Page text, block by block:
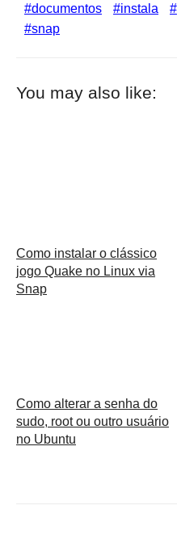
documentos
instala
snap
You may also like:
Como instalar o clássico
jogo Quake no Linux via
Snap
Como alterar a senha do
sudo, root ou outro usuário
no Ubuntu